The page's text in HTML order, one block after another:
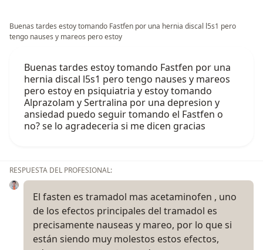
Buenas tardes estoy tomando Fastfen por una hernia discal l5s1 pero
tengo nauses y mareos pero estoy
Buenas tardes estoy tomando Fastfen por una
hernia discal l5s1 pero tengo nauses y mareos
pero estoy en psiquiatria y estoy tomando
Alprazolam y Sertralina por una depresion y
ansiedad puedo seguir tomando el Fastfen o
no? se lo agradeceria si me dicen gracias
RESPUESTA DEL PROFESIONAL:
El fasten es tramadol mas acetaminofen , uno
de los efectos principales del tramadol es
precisamente nauseas y mareo, por lo que si
están siendo muy molestos estos efectos,